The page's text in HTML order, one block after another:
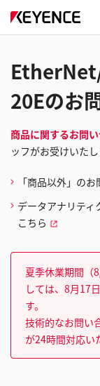
20Eのお
商品に関するお問
ッフがお受けいたし
「商品以外」の
データアナリティ
こちら
夏季休業期間（
しては、8月17
す。
技術的なお問い
が24時間対応い